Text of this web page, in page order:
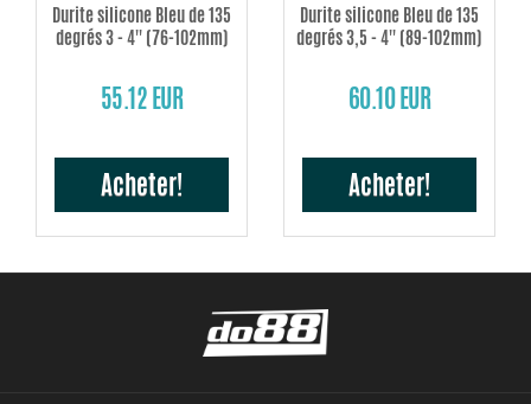
Durite silicone Bleu de 135
degrés 3 - 4'' (76-102mm)
55.12 EUR
Acheter!
Durite silicone Bleu de 135
degrés 3,5 - 4'' (89-102mm)
60.10 EUR
Acheter!